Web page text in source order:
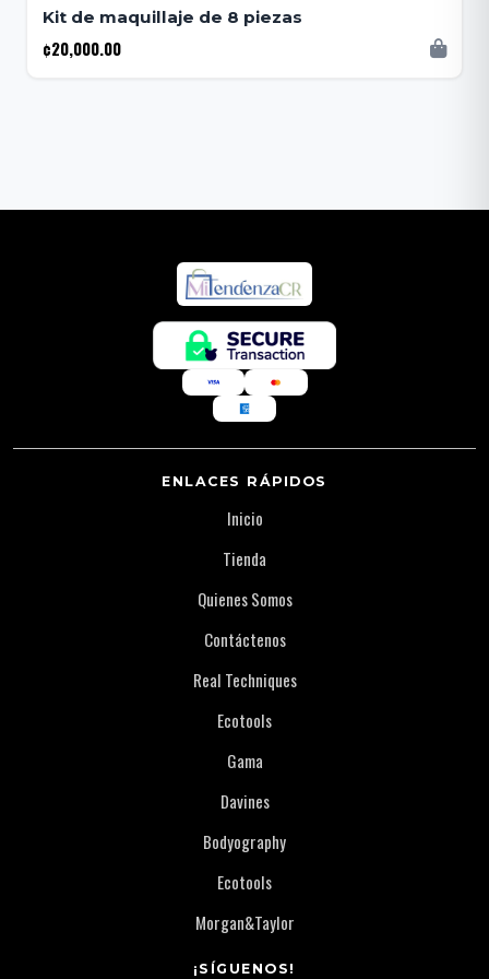
Kit de maquillaje de 8 piezas
¢20,000.00
ENLACES RÁPIDOS
Inicio
Tienda
Quienes Somos
Contáctenos
Real Techniques
Ecotools
Gama
Davines
Bodyography
Ecotools
Morgan&Taylor
¡SÍGUENOS!